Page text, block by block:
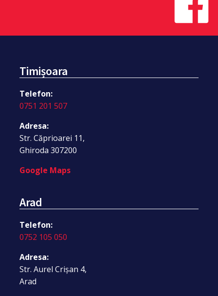
Timișoara
Telefon:
0751 201 507
Adresa:
Str. Căprioarei 11,
Ghiroda 307200
Google Maps
Arad
Telefon:
0752 105 050
Adresa:
Str. Aurel Crișan 4,
Arad